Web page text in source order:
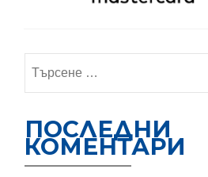
за:
ПОСЛЕДНИ
КОМЕНТАРИ